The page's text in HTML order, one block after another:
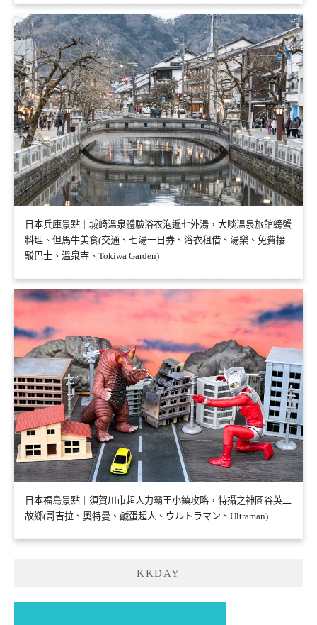
日本兵庫景點｜城崎溫泉體驗浴衣泡遍七外湯，大啖溫泉旅館螃蟹
料理、但馬牛美食(交通、七湯一日券、浴衣租借、湯樂、免費接
駁巴士、溫泉寺、Tokiwa Garden)
日本福島景點｜須賀川市超人力霸王小鎮攻略，特攝之神圓谷英二
故鄉(哥吉拉、奧特曼、鹹蛋超人、ウルトラマン、Ultraman)
KKDAY